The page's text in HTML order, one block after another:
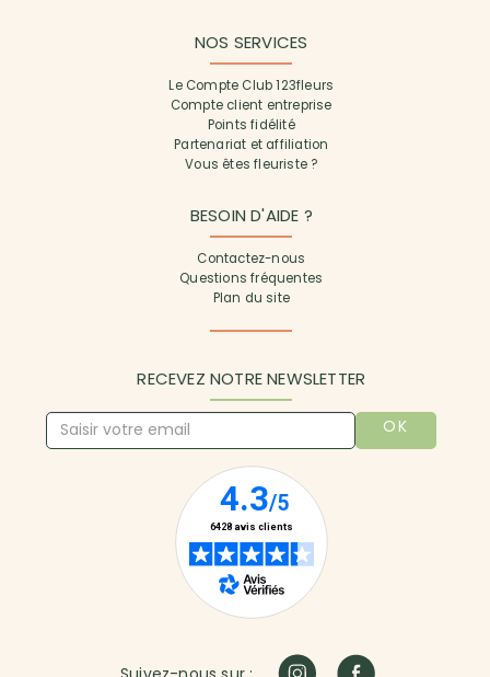
NOS SERVICES
Le Compte Club 123fleurs
Compte client entreprise
Points fidélité
Partenariat et affiliation
Vous êtes fleuriste ?
BESOIN D'AIDE ?
Contactez-nous
Questions fréquentes
Plan du site
RECEVEZ NOTRE NEWSLETTER
OK